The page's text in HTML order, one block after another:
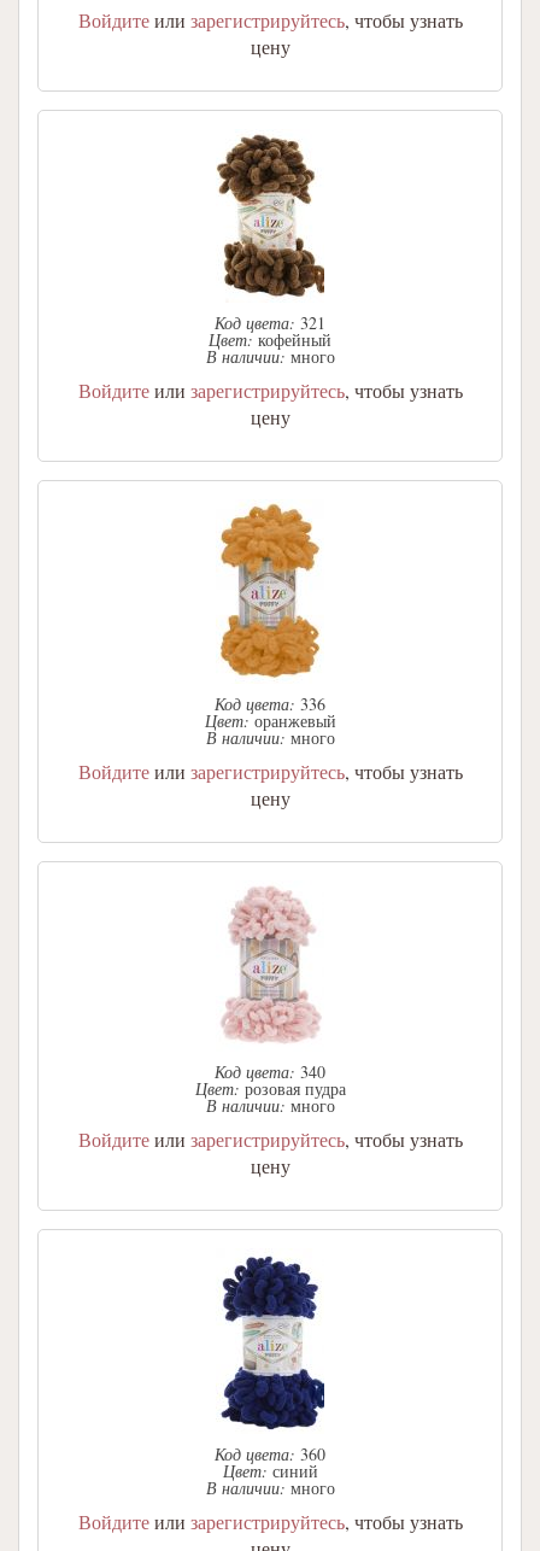
Войдитеили зарегистрируйтесь, чтобы узнать
цену
Код цвета: 321
Цвет: кофейный
В наличии: много
Войдитеили зарегистрируйтесь, чтобы узнать
цену
Код цвета: 336
Цвет:оранжевый
В наличии: много
Войдитеили зарегистрируйтесь, чтобы узнать
цену
Код цвета: 340
Цвет: розовая пудра
В наличии: много
Войдитеили зарегистрируйтесь, чтобы узнать
цену
Код цвета: 360
Цвет: синий
В наличии: много
Войдитеили зарегистрируйтесь, чтобы узнать